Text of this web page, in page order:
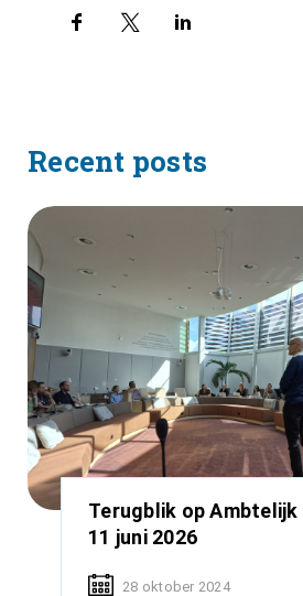
Recent posts
Terugblik op
11 juni 2026
28 oktober 2024